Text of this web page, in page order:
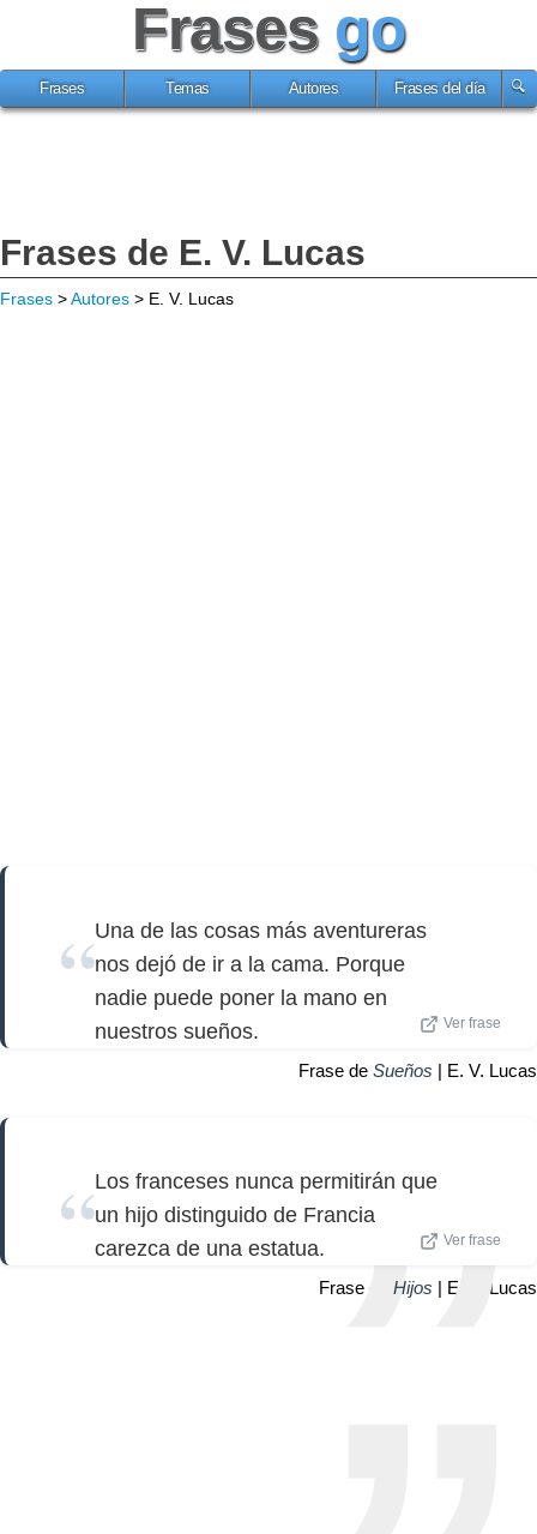
Frases go
Frases Temas Autores Frases del día
Frases de E. V. Lucas
Frases >Autores > E. V. Lucas
Una de las cosas más aventureras
nos dejó de ir a la cama. Porque
nadie puede poner la mano en
nuestros sueños.
Ver frase
Frase de Sueños | E. V. Lucas
Los franceses nunca permitirán que
un hijo distinguido de Francia
carezca de una estatua.
Ver frase
Frase de Hijos | E. V. Lucas